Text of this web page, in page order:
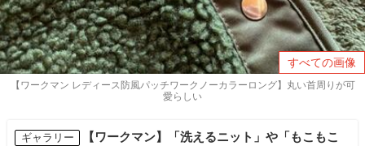
すべての画像
【ワークマン レディース防風パッチワークノーカラーロング】丸い首周りが可
愛らしい
ギャラリー
【ワークマン】「洗えるニット」や「もこもこ